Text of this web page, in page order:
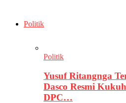
Politik
Politik
Yusuf Ritangnga
Dasco Resmi
DPC…